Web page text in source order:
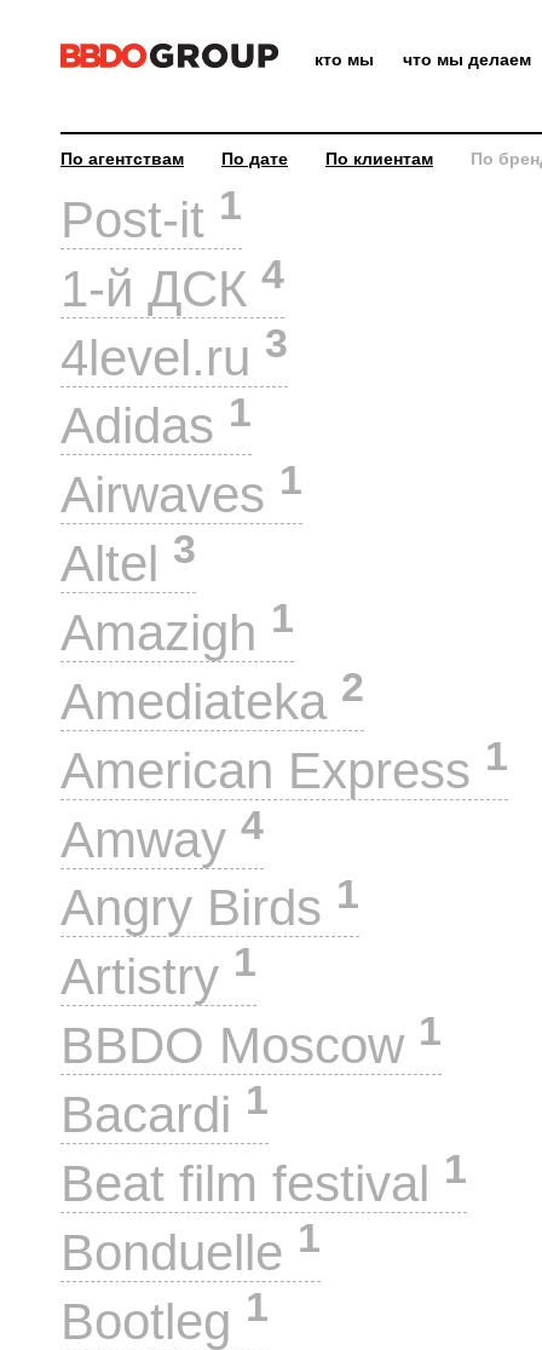
кто мы что мы делаем
По агентствам По дате По клиентам По
Post-it 1
1-й ДСК 4
4level.ru 3
Adidas 1
Airwaves 1
Altel 3
Amazigh 1
Amediateka 2
American Express 1
Amway 4
Angry Birds 1
Artistry 1
BBDO Moscow 1
Bacardi 1
Beat film festival 1
Bonduelle 1
Bootleg 1